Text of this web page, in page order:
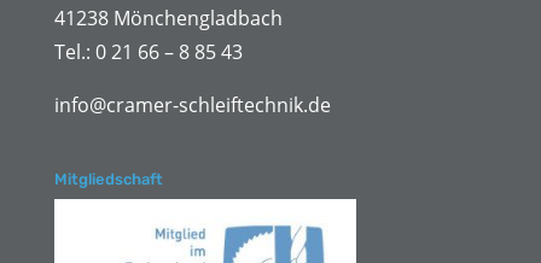
41238 Mönchengladbach
Tel.: 0 21 66 – 8 85 43
info@cramer-schleiftechnik.de
Mitgliedschaft